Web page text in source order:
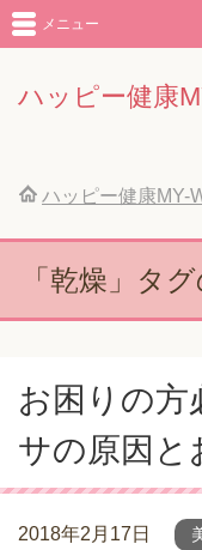
ハッピー健康
メニュー
ハッピー健康MY-
「乾燥」タ
お困りの方
サの原因と
2018年2月17日